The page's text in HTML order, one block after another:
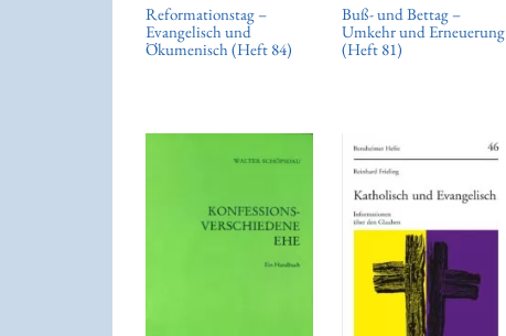
Reformationstag –
Evangelisch und
Ökumenisch (Heft 84)
Buß- und Bettag –
Umkehr und Erneuerung
(Heft 81)